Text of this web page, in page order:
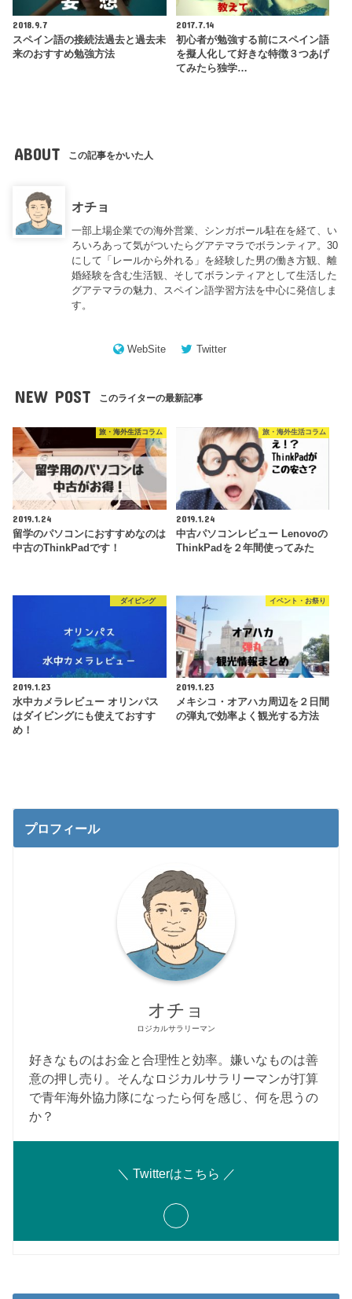
2018.9.7
スペイン語の接続法過去と過去未
来のおすすめ勉強方法
2017.7.14
初心者が勉強する前にスペイン語
を擬人化して好きな特徴３つあげ
てみたら独学…
ABOUT この記事をかいた人
オチョ
一部上場企業での海外営業、シンガポール駐在を経て、い
ろいろあって気がついたらグアテマラでボランティア。30
にして「レールから外れる」を経験した男の働き方観、離
婚経験を含む生活観、そしてボランティアとして生活した
グアテマラの魅力、スペイン語学習方法を中心に発信しま
す。
WebSite Twitter
NEW POST このライターの最新記事
旅・海外生活コラム
2019.1.24
留学のパソコンにおすすめなのは
中古のThinkPadです！
旅・海外生活コラム
2019.1.24
中古パソコンレビュー Lenovoの
ThinkPadを２年間使ってみた
ダイビング
2019.1.23
水中カメラレビュー オリンパス
はダイビングにも使えておすす
め！
イベント・お祭り
2019.1.23
メキシコ・オアハカ周辺を２日間
の弾丸で効率よく観光する方法
プロフィール
オチョ
ロジカルサラリーマン
好きなものはお金と合理性と効率。嫌いなものは善
意の押し売り。そんなロジカルサラリーマンが打算
で青年海外協力隊になったら何を感じ、何を思うの
か？
＼ Twitterはこちら ／